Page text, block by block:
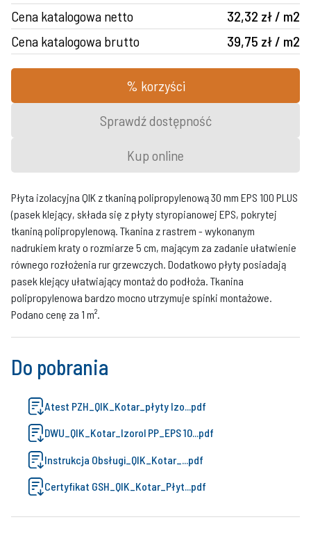
Cena katalogowa netto
32,32 zł / m2
Cena katalogowa brutto
39,75 zł / m2
% korzyści
Sprawdź dostępność
Kup online
Płyta izolacyjna QIK z tkaniną polipropylenową 30 mm EPS 100 PLUS
(pasek klejący, składa się z płyty styropianowej EPS, pokrytej
tkaniną polipropylenową. Tkanina z rastrem - wykonanym
nadrukiem kraty o rozmiarze 5 cm, mającym za zadanie ułatwienie
równego rozłożenia rur grzewczych. Dodatkowo płyty posiadają
pasek klejący ułatwiający montaż do podłoża. Tkanina
polipropylenowa bardzo mocno utrzymuje spinki montażowe.
Podano cenę za 1 m².
Do pobrania
Atest PZH_QIK_Kotar_płyty Izo...pdf
DWU_QIK_Kotar_Izorol PP_EPS 10...pdf
Instrukcja Obsługi_QIK_Kotar_...pdf
Certyfikat GSH_QIK_Kotar_Płyt...pdf